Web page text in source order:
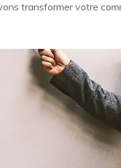
transformer votre